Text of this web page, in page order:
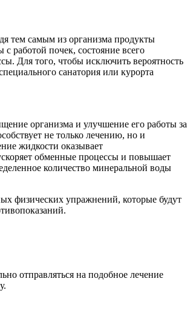
тем самым из организма продукты
работой почек, состояние всего
Для того, чтобы исключить вероятность
санатория или курорта
организма и улучшение его работы за
не только лечению, но и
жидкости оказывает
обменные процессы и повышает
количество минеральной воды
физических упражнений, которые будут
отправляться на подобное лечение